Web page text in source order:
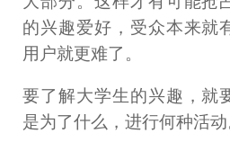
的兴趣爱好，受众本来就
用户就更难了。
要了解大学生的兴趣，就
是为了什么，进行何种活动